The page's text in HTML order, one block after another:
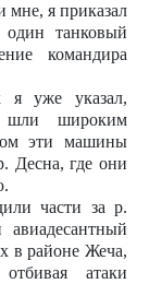
мне, я приказал
танковый
командира
я уже указал,
шли широким
эти машины
Десна, где они
части за р.
в районе Жеча,
атаки